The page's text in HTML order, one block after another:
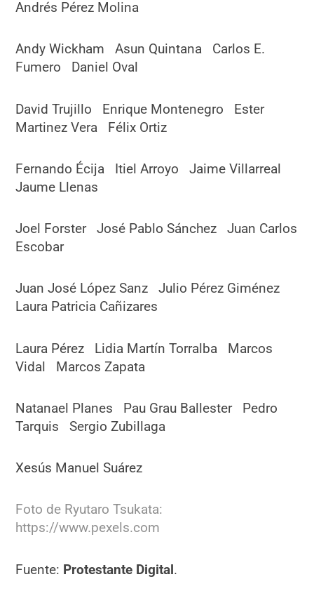
Andrés Pérez Molina
Andy Wickham Asun Quintana Carlos E.
Fumero Daniel Oval
David Trujillo Enrique Montenegro Ester
Martinez Vera Félix Ortiz
Fernando Écija Itiel Arroyo Jaime Villarreal
Jaume Llenas
Joel Forster José Pablo Sánchez Juan Carlos
Escobar
Juan José López Sanz Julio Pérez Giménez
Laura Patricia Cañizares
Laura Pérez Lidia Martín Torralba Marcos
Vidal Marcos Zapata
Natanael Planes Pau Grau Ballester Pedro
Tarquis Sergio Zubillaga
Xesús Manuel Suárez
Foto de Ryutaro Tsukata:
https://www.pexels.com
Fuente: Protestante Digital.